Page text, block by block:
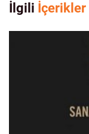
İlgili İçerikler